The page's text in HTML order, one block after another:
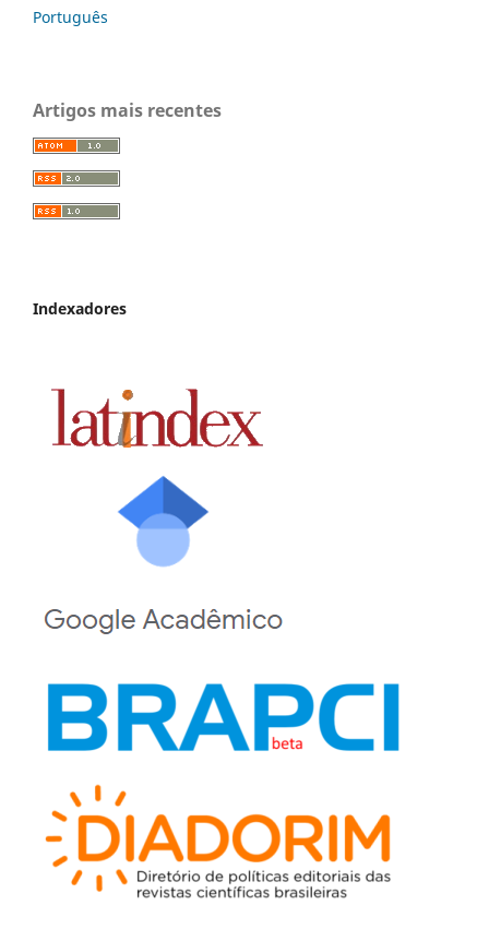
Português
Artigos mais recentes
Indexadores